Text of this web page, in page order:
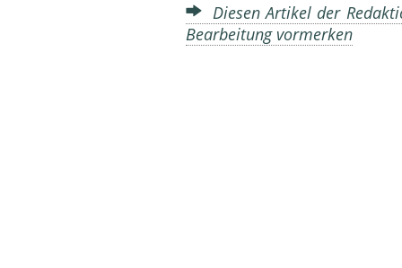
Diesen Artikel der
Bearbeitung vormerken